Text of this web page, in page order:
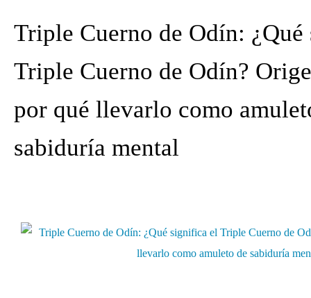
Triple Cuerno de Odín:
Triple Cuerno de Odín?
por qué llevarlo como
sabiduría mental